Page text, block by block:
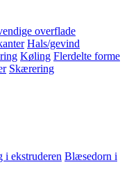
overflade
Hals/gevind
Køling Flerdelte forme
Skærering
i ekstruderen Blæsedorn i